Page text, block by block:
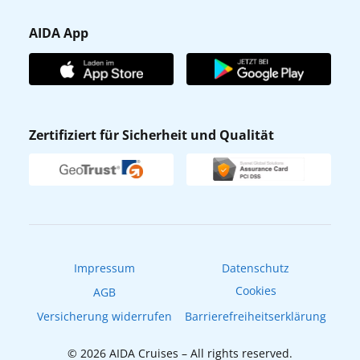
Affiliateprogramm
Verhaltens- & Ethikkodex
Newsletter
Gästefragebogen
AIDA Club
AIDA App
AIDA App
Zertifiziert für Sicherheit und Qualität
Impressum
Datenschutz
AGB
Cookies
Versicherung widerrufen
Barrierefreiheitserklärung
© 2026 AIDA Cruises – All rights reserved.